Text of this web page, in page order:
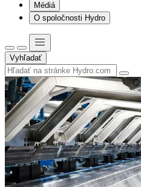
Médiá
O spoločnosti Hydro
Vyhľadať